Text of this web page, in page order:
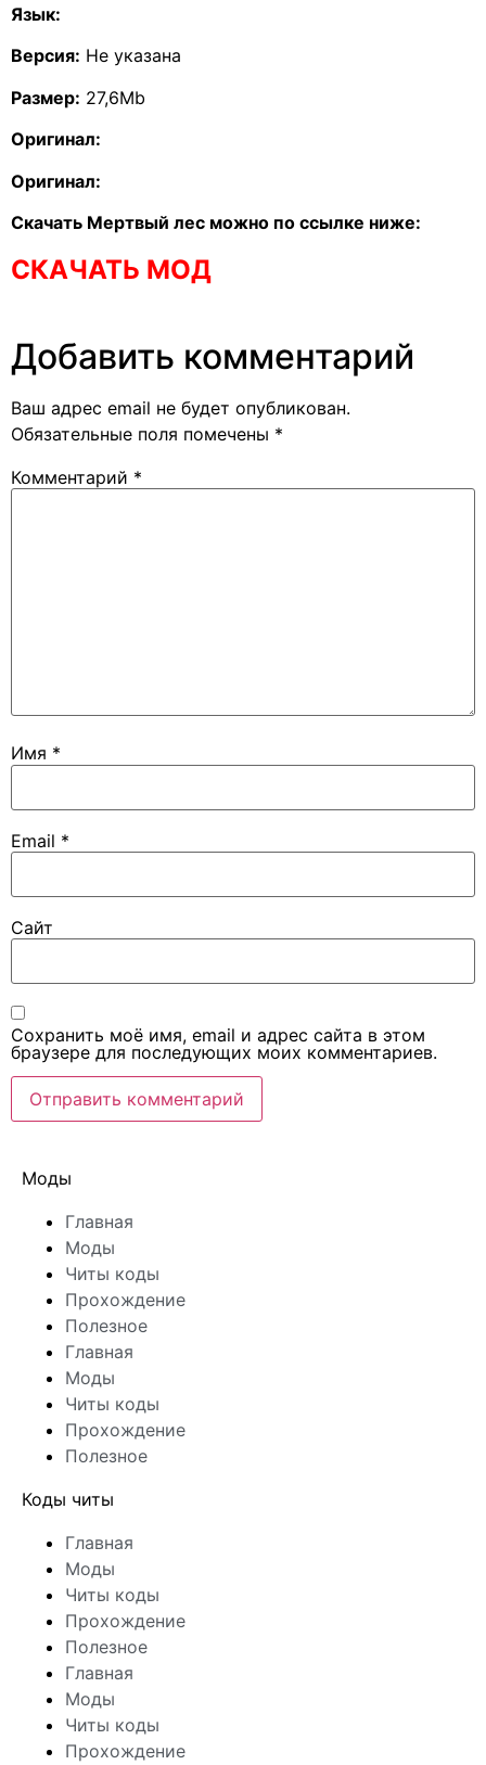
Язык:
Версия: Не указана
Размер: 27,6Mb
Оригинал:
Оригинал:
Скачать Мертвый лес можно по ссылке ниже:
СКАЧАТЬ МОД
Добавить комментарий
Ваш адрес email не будет опубликован.
Обязательные поля помечены *
Комментарий *
Имя *
Email *
Сайт
Сохранить моё имя, email и адрес сайта в этом
браузере для последующих моих комментариев.
Моды
Главная
Моды
Читы коды
Прохождение
Полезное
Главная
Моды
Читы коды
Прохождение
Полезное
Коды читы
Главная
Моды
Читы коды
Прохождение
Полезное
Главная
Моды
Читы коды
Прохождение